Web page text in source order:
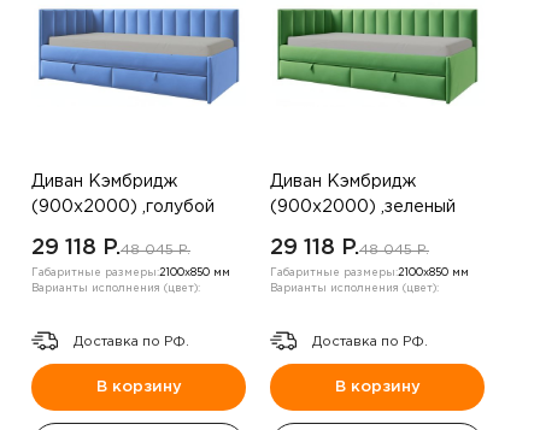
Диван Кэмбридж
(900х2000) ,голубой
29 118 P.48 045 P.
Габаритные размеры:2100х850 мм
Варианты исполнения (цвет):
Доставка по РФ.
В корзину
Диван Кэмбридж
(900х2000) ,зеленый
29 118 P.48 045 P.
Габаритные размеры:2100х850 мм
Варианты исполнения (цвет):
Доставка по РФ.
В корзину